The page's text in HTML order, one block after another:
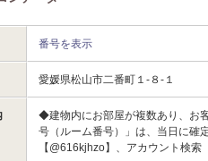
番号を表示
愛媛県松山市二番町１-８-１
◆建物内にお部屋が複数あり、お
号（ルーム番号）」は、当日に確
【@616kjhzo】、アカウント検索